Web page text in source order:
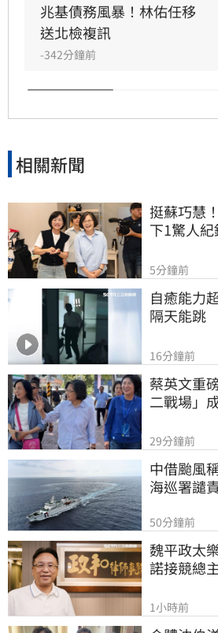
李建成移送北檢複訊後遭當
據悉，李建成前妻已先行出境
資金流向。此案引發廣大投資
兆基債務風暴！林佑任移
送北檢複訊
-342分鐘前
相關新聞
挺蘇巧慧
下1驚人紀
5分鐘前
自癒能力
隔天能跳
16分鐘前
蔡英文重
二戰場」
29分鐘前
中借颱風
海巡署譴
50分鐘前
魏平政太
諾接競總
1小時前